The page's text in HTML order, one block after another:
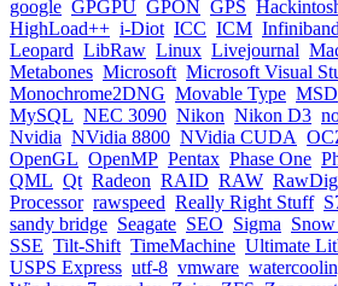
google GPGPU GPON GPS
HighLoad++ i-Diot ICC ICM Infiniband
Leopard LibRaw Linux Livejournal
Metabones Microsoft Microsoft Visual
Monochrome2DNG Movable Type MSD
MySQL NEC 3090 Nikon Nikon D3
Nvidia NVidia 8800 NVidia CUDA
OpenGL OpenMP Pentax Phase One
QML Qt Radeon RAID RAW
Processor rawspeed Really Right Stuff
sandy bridge Seagate SEO Sigma
SSE Tilt-Shift TimeMachine Ultimate
USPS Express utf-8 vmware